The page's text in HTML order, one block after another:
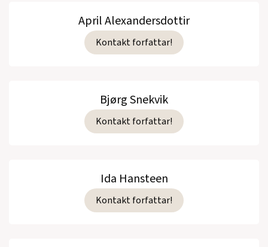
April Alexandersdottir
Kontakt forfattar!
Bjørg Snekvik
Kontakt forfattar!
Ida Hansteen
Kontakt forfattar!